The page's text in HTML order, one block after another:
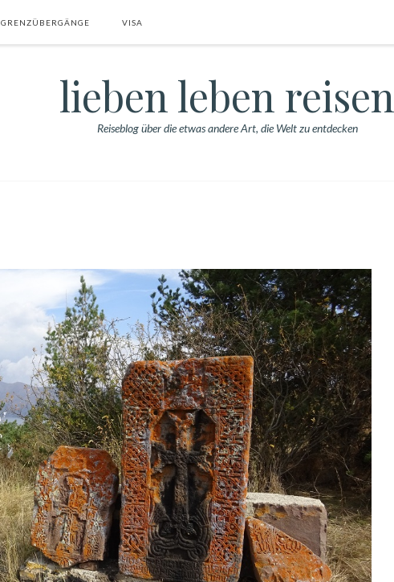
GRENZÜBERGÄNGE VISA
lieben leben reisen
Reiseblog über die etwas andere Art, die Welt zu entdecken